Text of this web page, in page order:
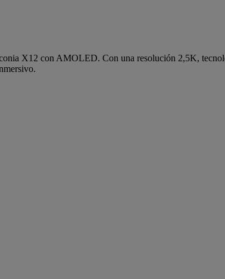
X12 con AMOLED. Con una resolución 2,5K,